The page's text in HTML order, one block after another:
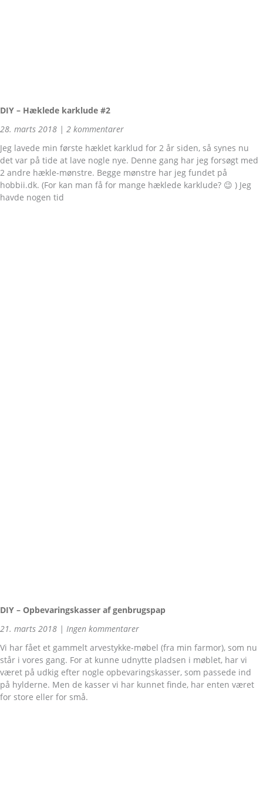
DIY – Hæklede karklude #2
28. marts 2018
2 kommentarer
Jeg lavede min første hæklet karklud for 2 år siden, så synes nu
det var på tide at lave nogle nye. Denne gang har jeg forsøgt med
2 andre hækle-mønstre. Begge mønstre har jeg fundet på
hobbii.dk. (For kan man få for mange hæklede karklude? 😉 ) Jeg
havde nogen tid
DIY – Opbevaringskasser af genbrugspap
21. marts 2018
Ingen kommentarer
Vi har fået et gammelt arvestykke-møbel (fra min farmor), som nu
står i vores gang. For at kunne udnytte pladsen i møblet, har vi
været på udkig efter nogle opbevaringskasser, som passede ind
på hylderne. Men de kasser vi har kunnet finde, har enten været
for store eller for små.